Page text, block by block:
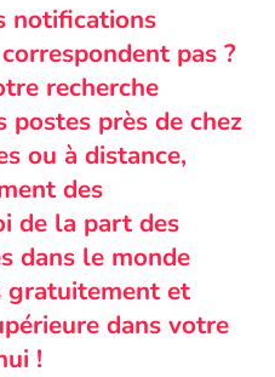
notifications
pas ?
recherche
postes près de chez
ou à distance,
des
de la part des
dans le monde
gratuitement et
dans votre
!